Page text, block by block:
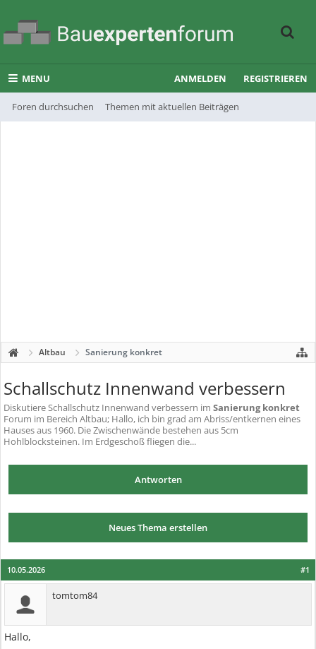
MENU
Foren durchsuchen Themen mit aktuellen Beiträgen
ANMELDEN REGISTRIEREN
Altbau Sanierung konkret
Schallschutz Innenwand verbessern
DiskutiereSchallschutz Innenwand verbessern im Sanierung konkret
Forum im Bereich Altbau; Hallo, ich bin grad am Abriss/entkernen eines
Hauses aus 1960. Die Zwischenwände bestehen aus 5cm
Hohlblocksteinen. Im Erdgeschoß fliegen die...
Antworten
Neues Thema erstellen
#1
10.05.2026
tomtom84
Hallo,